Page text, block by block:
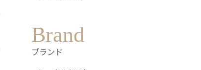
Brand
ブランド